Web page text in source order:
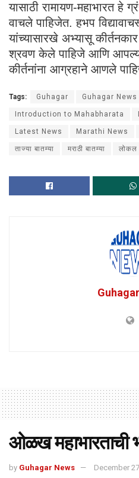
यासाठी रामायण-महाभारत हे
वाचले पाहिजेत. हभप
यांच्यासारखे अभ्यासू
श्रवण केले पाहिजे आणि
कीर्तनांना आग्रहाने आणले
Tags: Guhagar Guhagar News
Introduction to Mahabharata
Latest News Marathi News
ताज्या बातम्या मराठी बातम्या लोकल
ओळख महाभारताची
by Guhagar News December